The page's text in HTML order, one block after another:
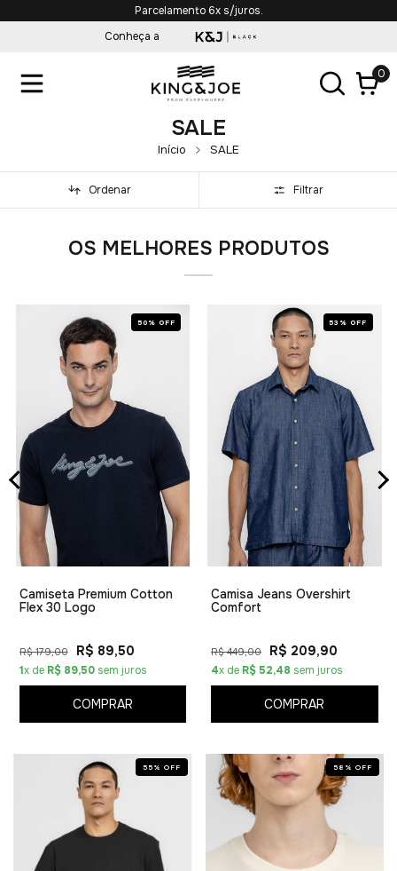
Parcelamento 6x s/juros.
Conheça a
0
SALE
Início SALE
Ordenar Filtrar
OS MELHORES PRODUTOS
50% OFF
Camiseta Premium Cotton
Flex 30 Logo
R$ 179,00 R$ 89,50
1x de R$ 89,50sem juros
COMPRAR
53% OFF
Camisa Jeans Overshirt
Comfort
R$ 449,00 R$ 209,90
4x de R$ 52,48 sem juros
COMPRAR
55 % OFF 58 % OFF